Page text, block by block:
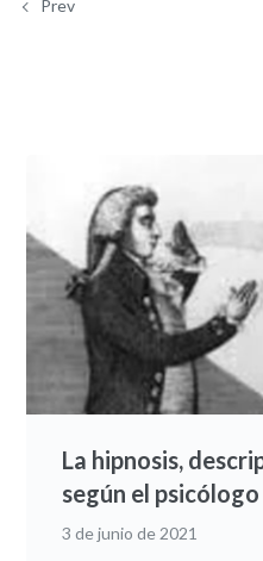
Prev
La hipnosis,
según el
3 de junio de 2021